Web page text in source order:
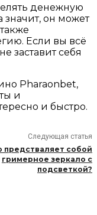
денежную
значит, он может
Если вы всё
заставит себя
Pharaonbet,
и
и быстро.
Следующая статья
предстваляет собой
гримерное зеркало с
подсветкой?